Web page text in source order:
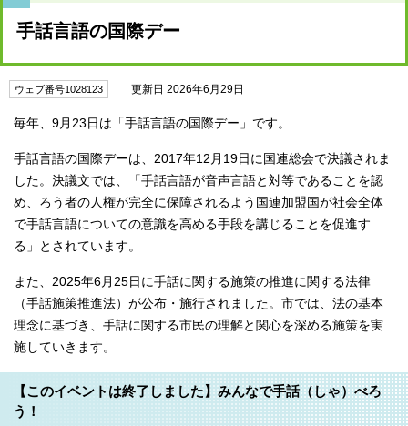
手話言語の国際デー
ウェブ番号1028123 更新日 2026年6月29日
毎年、9月23日は「手話言語の国際デー」です。
手話言語の国際デーは、2017年12月19日に国連総会で決議されま
した。決議文では、「手話言語が音声言語と対等であることを認
め、ろう者の人権が完全に保障されるよう国連加盟国が社会全体
で手話言語についての意識を高める手段を講じることを促進す
る」とされています。
また、2025年6月25日に手話に関する施策の推進に関する法律
（手話施策推進法）が公布・施行されました。市では、法の基本
理念に基づき、手話に関する市民の理解と関心を深める施策を実
施していきます。
【このイベントは終了しました】みんなで手話（しゃ）べろ
う！